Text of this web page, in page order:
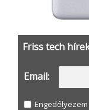
Friss tech
Email: